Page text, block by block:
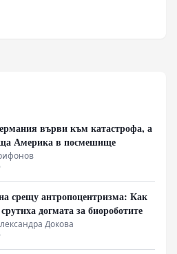
върви към катастрофа, а
Америка в посмешище
срещу антропоцентризма: Как
догмата за биороботите
Докова